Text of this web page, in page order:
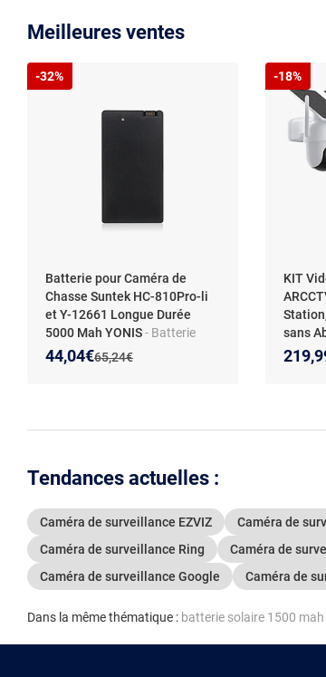
Meilleures ventes
Batterie pour Caméra de
Chasse Suntek HC-810Pro-li
et Y-12661 Longue Durée
5000 Mah YONIS- Batterie
pour caméra de chasse -
Performance extérieure -
Ancien prix :
65,24€
Nouveau prix :
44,04€
Réduction de :
-32%
KIT
sans
-18%
Tendances actuelles :
Caméra de surveillance EZVIZ Caméra de
Caméra de surveillance Ring
Caméra de
Caméra de surveillance Google
Caméra de
Dans la même thématique : batterie solaire 1500